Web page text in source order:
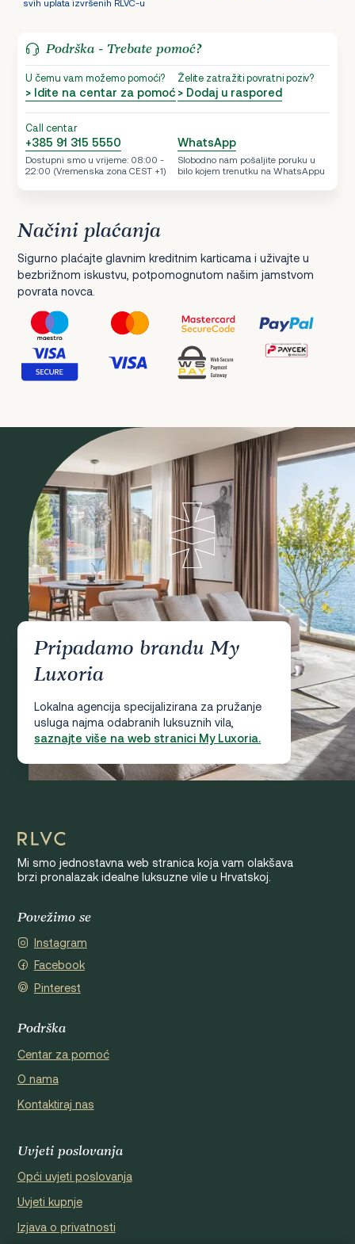
svih uplata izvršenih RLVC-u
Podrška - Trebate pomoć?
U čemu vam možemo pomoći?
> Idite na centar za pomoć
Želite zatražiti povratni poziv?
> Dodaj u raspored
Call centar
+385 91 315 5550
Dostupni smo u vrijeme: 08:00 -
22:00 (Vremenska zona CEST +1)
WhatsApp
Slobodno nam pošaljite poruku u
bilo kojem trenutku na WhatsAppu
Načini plaćanja
Sigurno plaćajte glavnim kreditnim karticama i uživajte u
bezbrižnom iskustvu, potpomognutom našim jamstvom
povrata novca.
Pripadamo brandu My
Luxoria
Lokalna agencija specijalizirana za pružanje
usluga najma odabranih luksuznih vila,
saznajte više na web stranici My Luxoria.
Mi smo jednostavna web stranica koja vam olakšava
brzi pronalazak idealne luksuzne vile u Hrvatskoj.
Povežimo se
Instagram
Facebook
Pinterest
Podrška
Centar za pomoć
O nama
Kontaktiraj nas
Uvjeti poslovanja
Opći uvjeti poslovanja
Uvjeti kupnje
Izjava o privatnosti